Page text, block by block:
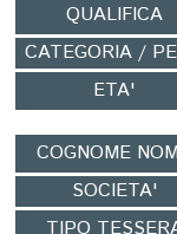
QUALIFICA
CATEGORIA /
ETA'
COGNOME
SOCIETA'